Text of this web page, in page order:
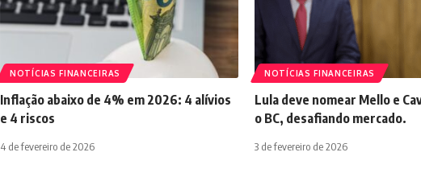
NOTÍCIAS FINANCEIRAS
Inflação abaixo de 4% em 2026: 4 alívios
e 4 riscos
4 de fevereiro de 2026
NOTÍCIAS FINANCEIRAS
Lula deve nomear Mello e
o BC, desafiando mercado.
3 de fevereiro de 2026